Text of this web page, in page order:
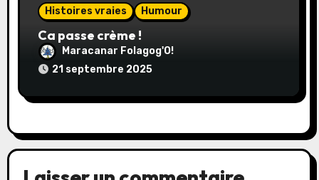
Histoires vraies Humour
Ca passe crème !
Maracanar Folagog'O!
21 septembre 2025